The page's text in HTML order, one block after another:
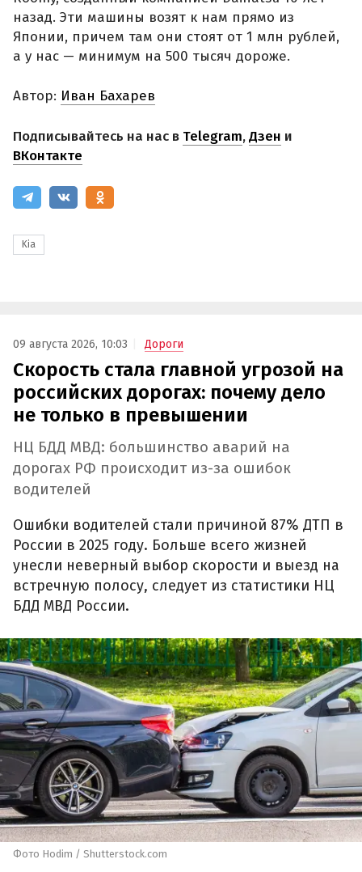
назад. Эти машины возят к нам прямо из
Японии, причем там они стоят от 1 млн рублей,
а у нас — минимум на 500 тысяч дороже.
Автор: Иван Бахарев
Подписывайтесь на нас в Telegram,Дзен и
ВКонтакте
Kia
09 августа 2026, 10:03 Дороги
Скорость стала главной угрозой на
российских дорогах: почему дело
не только в превышении
НЦ БДД МВД: большинство аварий на
дорогах РФ происходит из-за ошибок
водителей
Ошибки водителей стали причиной 87% ДТП в
России в 2025 году. Больше всего жизней
унесли неверный выбор скорости и выезд на
встречную полосу, следует из статистики НЦ
БДД МВД России.
Фото Hodim / Shutterstock.com